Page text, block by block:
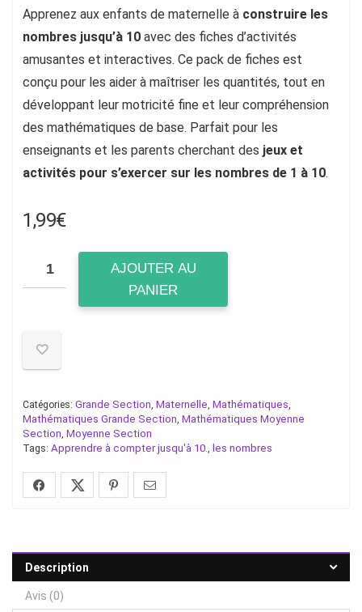
Apprenez aux enfants de maternelle à construire les
nombres jusqu’à 10 avec des fiches d’activités
amusantes et interactives. Ce pack de fiches est
conçu pour les aider à maîtriser les quantités, tout en
développant leur motricité fine et leur compréhension
des mathématiques de base. Parfait pour les
enseignants et les parents cherchant des jeux et
activités pour s’exercer sur les nombres de 1 à 10.
1,99€
AJOUTER AU
PANIER
Catégories: Grande Section Maternelle Mathématiques
Mathématiques Grande Section Mathématiques Moyenne
Section Moyenne Section
Tags: Apprendre à compter jusqu'à 10. les nombres
Description
Avis (0)